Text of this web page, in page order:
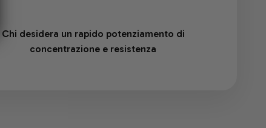
Chi desidera un rapido potenziamento di
concentrazione e resistenza